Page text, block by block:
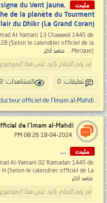
مثبت
du Vent jaune,
de la planète du Tourment
du Dhikr (Le Grand Coran)..
Al-Yamani 13 Chawwāl 1445 de
(Selon le calendrier officiel de la
Mecque)...
شاهد أكثر
لم يقم الإمام بالرد على هذا الموضوع
تعليقات: 0 المشاهدات: 95,098
officiel de l'Imam al-Mahdi
de l'Imam al-Mahdi
مثبت ...
Al-Yamani 02 Ramadan 1445 de
(Selon le calendrier officiel de La...
شاهد أكثر
لم يقم الإمام بالرد على هذا الموضوع